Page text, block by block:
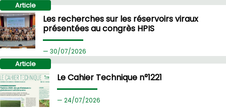
Article
Les recherches sur les réservoirs viraux
présentées au congrès HPIS
30/07/2026
Article
Le Cahier Technique n°1221
24/07/2026